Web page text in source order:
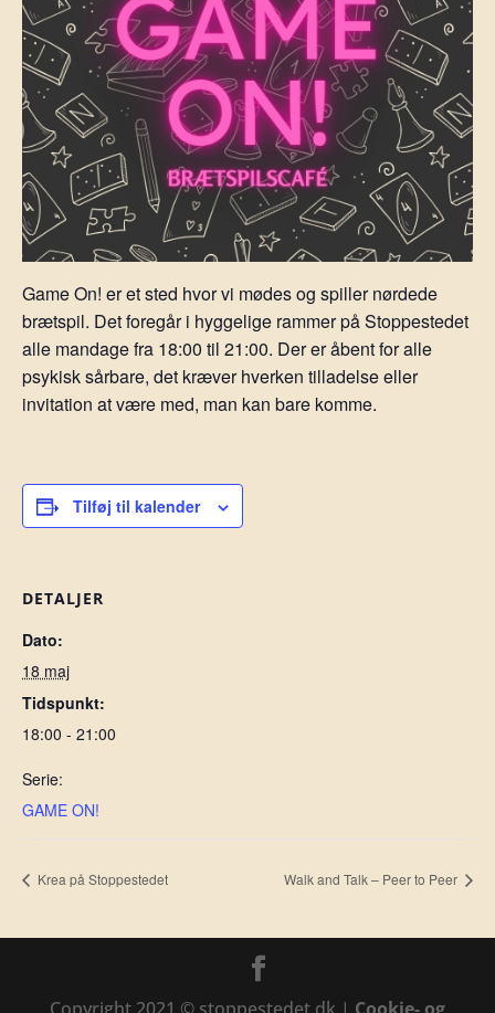
Game On! er et sted hvor vi mødes og spiller nørdede
brætspil. Det foregår i hyggelige rammer på Stoppestedet
alle mandage fra 18:00 til 21:00. Der er åbent for alle
psykisk sårbare, det kræver hverken tilladelse eller
invitation at være med, man kan bare komme.
Tilføj til kalender
DETALJER
Dato:
18 maj
Tidspunkt:
18:00 - 21:00
Serie:
GAME ON!
Krea på Stoppestedet Walk and Talk – Peer to Peer